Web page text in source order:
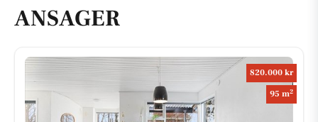
ANSAGER
820.000 kr
95 m2